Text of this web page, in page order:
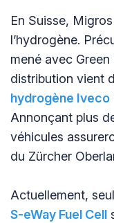
En Suisse,
l’hydrogène.
mené avec
distribution vient
hydrogène Iveco
Annonçant plus
véhicules
du Zürcher
Actuellement,
S-eWay Fuel Cell